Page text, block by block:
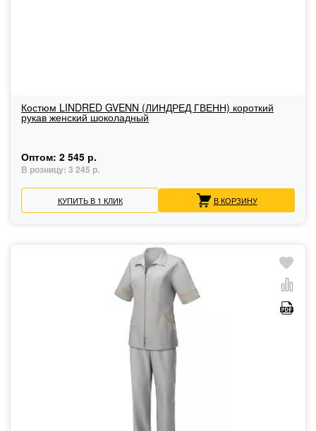
Костюм LINDRED GVENN (ЛИНДРЕД ГВЕНН) короткий
рукав женский шоколадный
Оптом: 2 545 р.
В розницу: 3 245 р.
КУПИТЬ В 1 КЛИК В КОРЗИНУ